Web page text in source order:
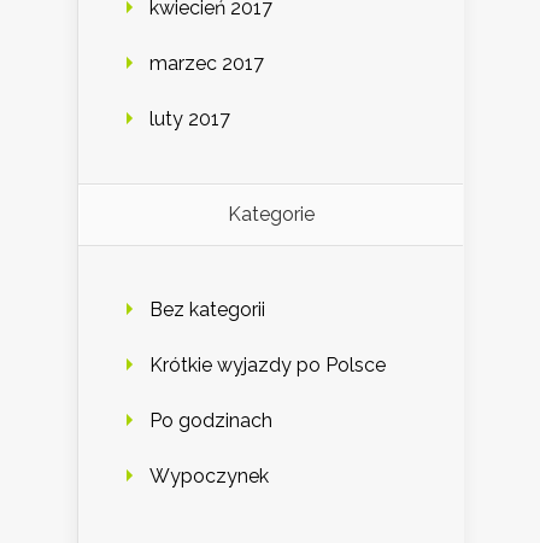
kwiecień 2017
marzec 2017
luty 2017
Kategorie
Bez kategorii
Krótkie wyjazdy po Polsce
Po godzinach
Wypoczynek